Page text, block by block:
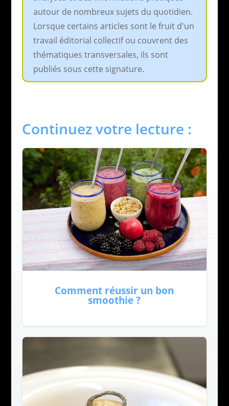
autour de nombreux sujets du quotidien.
Lorsque certains articles sont le fruit d'un
travail éditorial collectif ou couvrent des
thématiques transversales, ils sont
publiés sous cette signature.
Continuez votre lecture :
Comment réussir un bon
smoothie ?